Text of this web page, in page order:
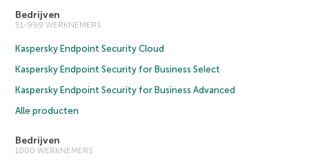
Bedrijven
51-999 WERKNEMERS
Kaspersky Endpoint Security Cloud
Kaspersky Endpoint Security for Business Select
Kaspersky Endpoint Security for Business Advanced
Alle producten
Bedrijven
1000 WERKNEMERS